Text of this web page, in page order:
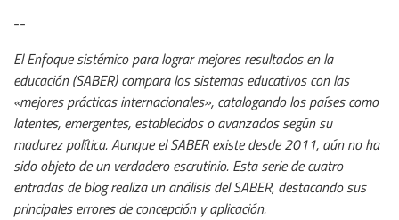
--
El Enfoque sistémico para lograr mejores resultados en la
educación (SABER) compara los sistemas educativos con las
«mejores prácticas internacionales», catalogando los países como
latentes, emergentes, establecidos o avanzados según su
madurez política. Aunque el SABER existe desde 2011, aún no ha
sido objeto de un verdadero escrutinio. Esta serie de cuatro
entradas de blog realiza un análisis del SABER, destacando sus
principales errores de concepción y aplicación.